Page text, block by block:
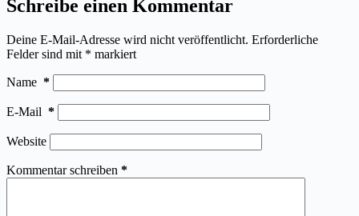
Schreibe einen Kommentar
Deine E-Mail-Adresse wird nicht veröffentlicht. Erforderliche
Felder sind mit * markiert
Name *
E-Mail *
Website
Kommentar schreiben *